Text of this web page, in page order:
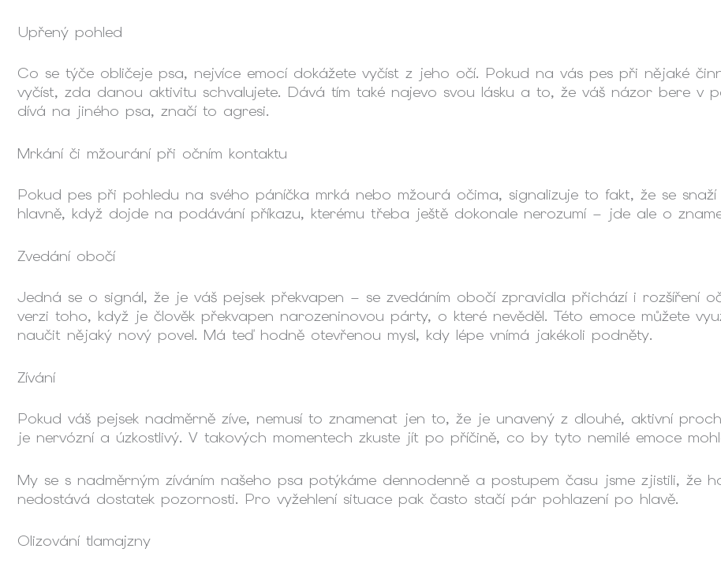
Upřený pohled
Co se týče obličeje psa, nejvíce emocí dokážete vyčíst z jeho očí. Pokud na vás pes při nějaké
vyčíst, zda danou aktivitu schvalujete. Dává tím také najevo svou lásku a to, že váš názor bere v
dívá na jiného psa, značí to agresi.
Mrkání či mžourání při očním kontaktu
Pokud pes při pohledu na svého páníčka mrká nebo mžourá očima, signalizuje to fakt, že se
hlavně, když dojde na podávání příkazu, kterému třeba ještě dokonale nerozumí – jde ale o
Zvedání obočí
Jedná se o signál, že je váš pejsek překvapen – se zvedáním obočí zpravidla přichází i rozšíření
verzi toho, když je člověk překvapen narozeninovou párty, o které nevěděl. Této emoce můžete
naučit nějaký nový povel. Má teď hodně otevřenou mysl, kdy lépe vnímá jakékoli podněty.
Zívání
Pokud váš pejsek nadměrně zíve, nemusí to znamenat jen to, že je unavený z dlouhé, aktivní
je nervózní a úzkostlivý. V takových momentech zkuste jít po příčině, co by tyto nemilé emoce
My se s nadměrným zíváním našeho psa potýkáme dennodenně a postupem času jsme zjistili, že
nedostává dostatek pozornosti. Pro vyžehlení situace pak často stačí pár pohlazení po hlavě.
Olizování tlamajzny